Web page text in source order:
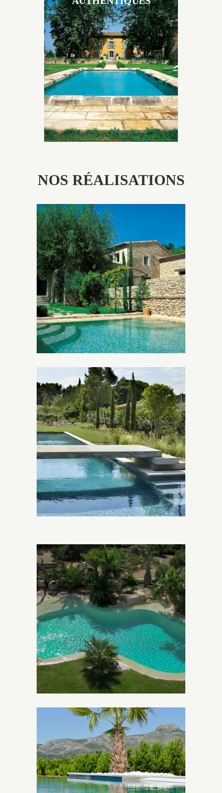
Les piscines en béton authentiques Jacques Brens se
démarquent par la noblesse des matériaux
utilisés pour garder un aspect ancien, retrouver une
patine naturelle ou créer un ornement de pierres de
taille.
NOS RÉALISATIONS